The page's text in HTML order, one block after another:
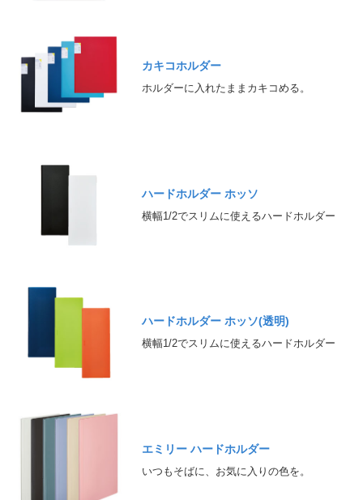
カキコホルダー
ホルダーに入れたままカキコめる。
ハードホルダー ホッソ
横幅1/2でスリムに使えるハードホルダー
ハードホルダー ホッソ(透明)
横幅1/2でスリムに使えるハードホルダー
エミリー ハードホルダー
いつもそばに、お気に入りの色を。